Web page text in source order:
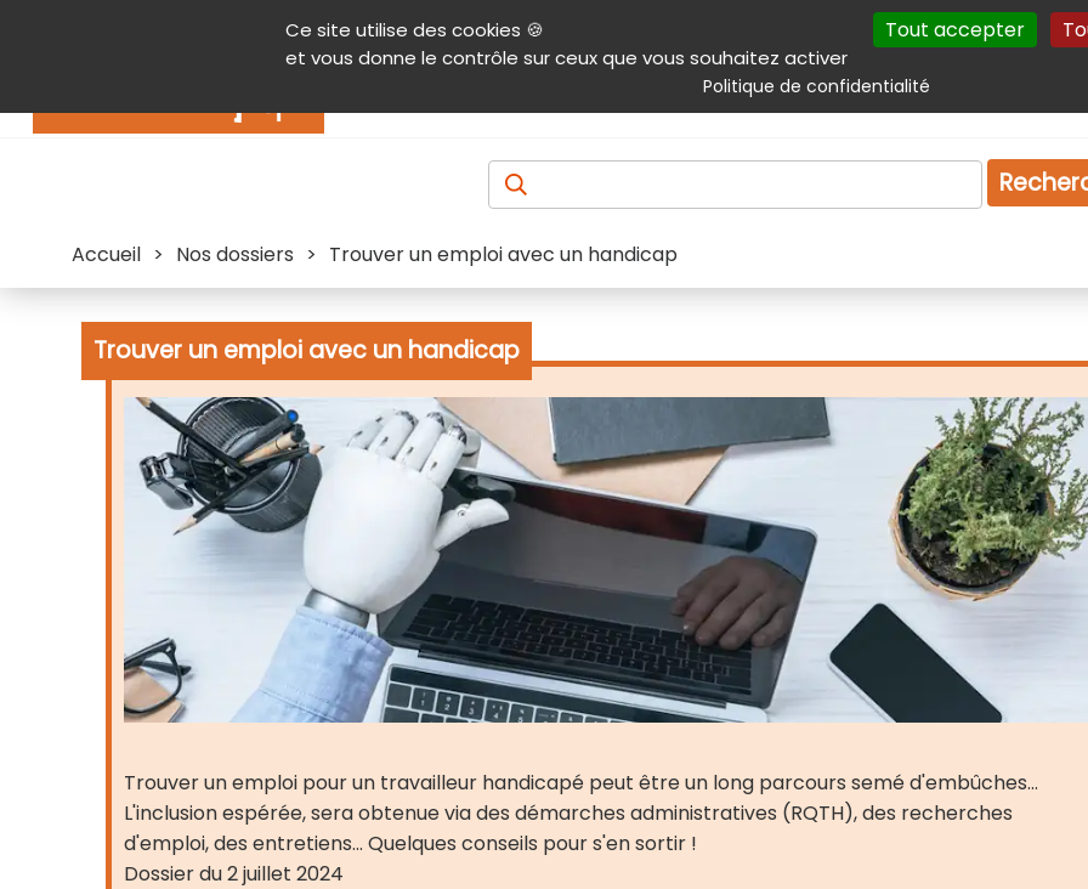
Ce site utilise des cookies 🍪
et vous donne le contrôle sur ceux que vous souhaitez activer
Tout accepter
Politique de confidentialité
Contenu Aide et accessibilité Menu principal Autres services Plan du site
Produits & services Emploi Droit
Accueil > Nos dossiers > Trouver un emploi avec un handicap
Trouver un emploi avec un handicap
Trouver un emploi pour un travailleur handicapé peut être un long parcours semé d'embûches...
L'inclusion espérée, sera obtenue via des démarches administratives (RQTH), des recherches
d'emploi, des entretiens... Quelques conseils pour s'en sortir !
Dossier du 2 juillet 2024